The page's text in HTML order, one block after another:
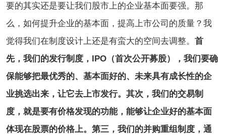
要的其实还是要让我们股市上的企业基本面要强。那
么，如何提升企业的基本面，提高上市公司的质量？我
觉得我们在制度设计上还是有蛮大的空间去调整。 首
先，我们的发行制度，IPO（首次公开募股），我们要确
保能够把最优秀的、基本面好的、未来具有成长性的企
业挑选出来，让它去上市发行。其次，我们的交易制
度，就是要有价格发现的功能，能够让企业好的基本面
体现在股票的价格上。第三，我们的并购重组制度，通